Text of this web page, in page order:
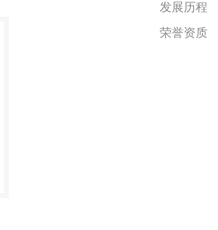
发展历程
荣誉资质